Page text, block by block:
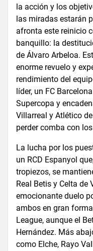
la acción y los
las miradas estarán
afronta este reinicio
banquillo: la
de Álvaro Arbeloa.
enorme revuelo y
rendimiento del
líder, un FC
Supercopa y
Villarreal y Atlético
perder comba con
La lucha por los
un RCD Espanyol
tropiezos, se
Real Betis y Celta de
emocionante duelo
ambos en gran
League, aunque el
Hernández. Más
como Elche, Rayo